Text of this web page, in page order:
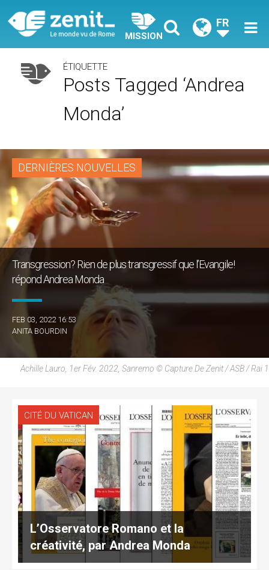
MISSION
FR
ÉTIQUETTE
Posts Tagged ‘Andrea
Monda’
DERNIÈRES NOUVELLES
Transgression? Rien de plus transgressif que l’Evangile!
répond Andrea Monda
FEB 03, 2022 16:53
ANITA BOURDIN
Achille Lauro, 1er Fév. 2022, Sanremo © Capture De Zenit / ASB / Rai 1
CITÉ DU VATICAN
L’Osservatore Romano et la
créativité, par Andrea Monda